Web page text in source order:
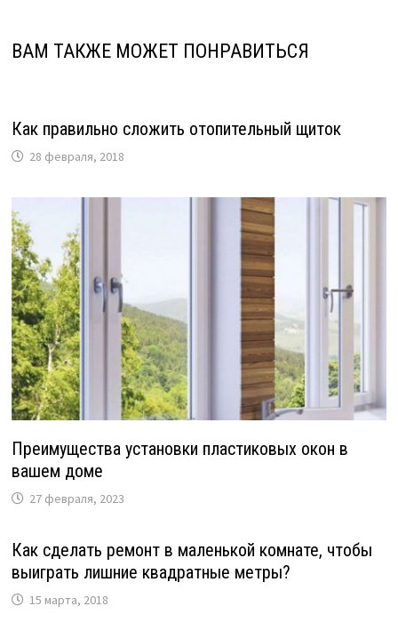
ВАМ ТАКЖЕ МОЖЕТ ПОНРАВИТЬСЯ
Как правильно сложить отопительный щиток
28 февраля, 2018
Преимущества установки пластиковых окон в
вашем доме
27 февраля, 2023
Как сделать ремонт в маленькой комнате, чтобы
выиграть лишние квадратные метры?
15 марта, 2018